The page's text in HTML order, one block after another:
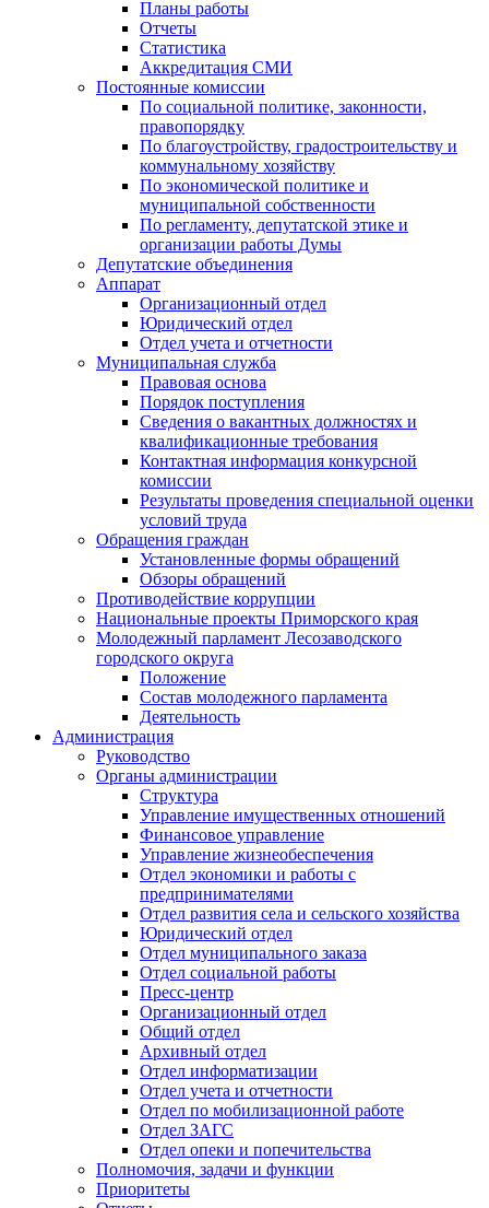
Планы работы
Отчеты
Статистика
Аккредитация СМИ
Постоянные комиссии
По социальной политике, законности,
правопорядку
По благоустройству, градостроительству и
коммунальному хозяйству
По экономической политике и
муниципальной собственности
По регламенту, депутатской этике и
организации работы Думы
Депутатские объединения
Аппарат
Организационный отдел
Юридический отдел
Отдел учета и отчетности
Муниципальная служба
Правовая основа
Порядок поступления
Сведения о вакантных должностях и
квалификационные требования
Контактная информация конкурсной
комиссии
Результаты проведения специальной оценки
условий труда
Обращения граждан
Установленные формы обращений
Обзоры обращений
Противодействие коррупции
Национальные проекты Приморского края
Молодежный парламент Лесозаводского
городского округа
Положение
Состав молодежного парламента
Деятельность
Администрация
Руководство
Органы администрации
Структура
Управление имущественных отношений
Финансовое управление
Управление жизнеобеспечения
Отдел экономики и работы с
предпринимателями
Отдел развития села и сельского хозяйства
Юридический отдел
Отдел муниципального заказа
Отдел социальной работы
Пресс-центр
Организационный отдел
Общий отдел
Архивный отдел
Отдел информатизации
Отдел учета и отчетности
Отдел по мобилизационной работе
Отдел ЗАГС
Отдел опеки и попечительства
Полномочия, задачи и функции
Приоритеты